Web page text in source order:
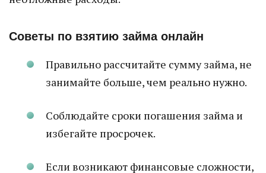
Советы по взятию займа онлайн
Правильно рассчитайте сумму займа, не
занимайте больше, чем реально нужно.
Соблюдайте сроки погашения займа и
избегайте просрочек.
Если возникают финансовые сложности,